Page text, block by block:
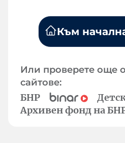
Към
Или проверете още
сайтове:
БНР
Архивен фонд на